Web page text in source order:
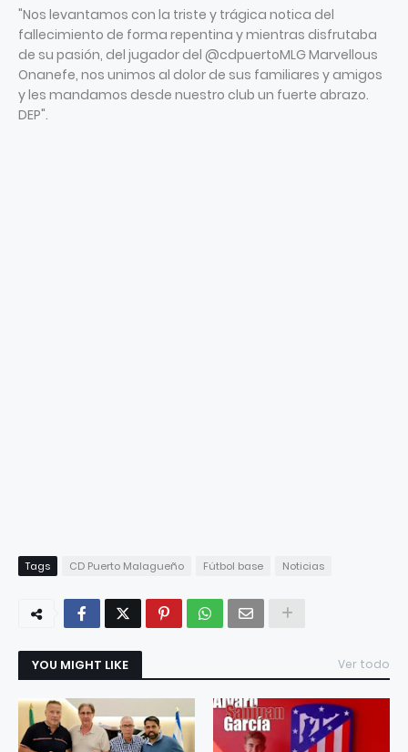
"Nos levantamos con la triste y trágica notica del
fallecimiento de forma repentina y mientras disfrutaba
de su pasión, del jugador del @cdpuertoMLG Marvellous
Onanefe, nos unimos al dolor de sus familiares y amigos
y les mandamos desde nuestro club un fuerte abrazo.
DEP".
Tags CD Puerto Malagueño Fútbol base Noticias
YOU MIGHT LIKE Ver todo